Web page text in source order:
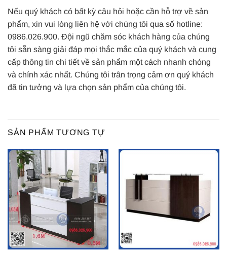
Nếu quý khách có bất kỳ câu hỏi hoặc cần hỗ trợ về sản
phẩm, xin vui lòng liên hệ với chúng tôi qua số hotline:
0986.026.900. Đội ngũ chăm sóc khách hàng của chúng
tôi sẵn sàng giải đáp mọi thắc mắc của quý khách và cung
cấp thông tin chi tiết về sản phẩm một cách nhanh chóng
và chính xác nhất. Chúng tôi trân trọng cảm ơn quý khách
đã tin tưởng và lựa chọn sản phẩm của chúng tôi.
SẢN PHẨM TƯƠNG TỰ